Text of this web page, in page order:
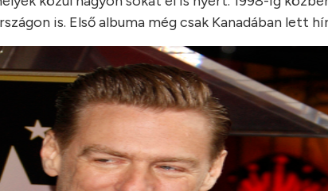
is. Első albuma még csak Kanadában lett